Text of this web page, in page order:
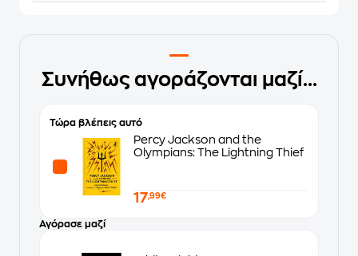
Συνήθως αγοράζονται μαζί...
Τώρα βλέπεις αυτό
Percy Jackson and the
Olympians: The Lightning Thief
17,99€
Αγόρασε μαζί